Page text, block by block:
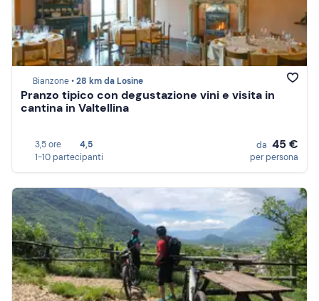
Bianzone •28 km da Losine
Pranzo tipico con degustazione vini e visita in
cantina in Valtellina
3,5 ore
4,5
1-10 partecipanti
da 45 €
per persona